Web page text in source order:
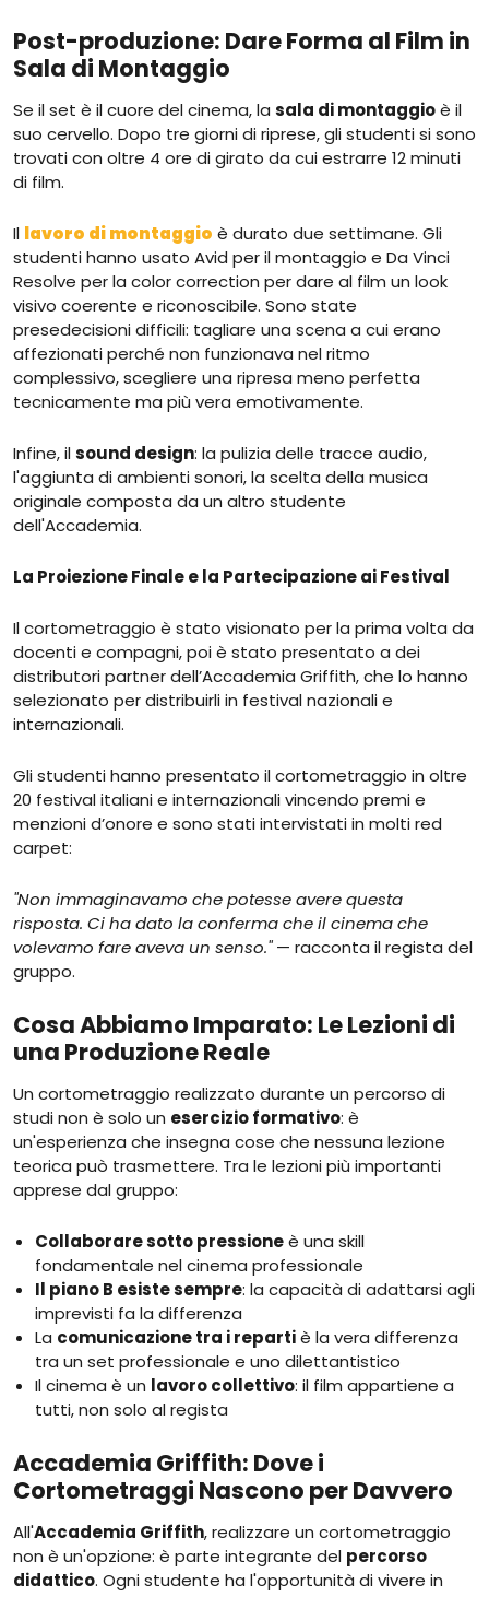
Post-produzione: Dare Forma al Film in
Sala di Montaggio
Se il set è il cuore del cinema, la sala di montaggioè il
suo cervello. Dopo tre giorni di riprese, gli studenti si sono
trovati con oltre 4 ore di girato da cui estrarre 12 minuti
di film.
Il lavoro di montaggio è durato due settimane. Gli
studenti hanno usato Avid per il montaggio e Da Vinci
Resolve per la color correction per dare al film un look
visivo coerente e riconoscibile. Sono state
presedecisioni difficili: tagliare una scena a cui erano
affezionati perché non funzionava nel ritmo
complessivo, scegliere una ripresa meno perfetta
tecnicamente ma più vera emotivamente.
Infine, ilsound design: la pulizia delle tracce audio,
l'aggiunta di ambienti sonori, la scelta della musica
originale composta da un altro studente
dell'Accademia.
La Proiezione Finale e la Partecipazione ai Festival
Il cortometraggio è stato visionato per la prima volta da
docenti e compagni, poi è stato presentato a dei
distributori partner dell’Accademia Griffith, che lo hanno
selezionato per distribuirli in festival nazionali e
internazionali.
Gli studenti hanno presentato il cortometraggio in oltre
20 festival italiani e internazionali vincendo premi e
menzioni d’onore e sono stati intervistati in molti red
carpet:
"Non immaginavamo che potesse avere questa
risposta. Ci ha dato la conferma che il cinema che
volevamo fare aveva un senso."— racconta il regista del
gruppo.
Cosa Abbiamo Imparato: Le Lezioni di
una Produzione Reale
Un cortometraggio realizzato durante un percorso di
studi non è solo un esercizio formativo: è
un'esperienza che insegna cose che nessuna lezione
teorica può trasmettere. Tra le lezioni più importanti
apprese dal gruppo:
Collaborare sotto pressioneè una skill
fondamentale nel cinema professionale
Il piano B esiste sempre: la capacità di adattarsi agli
imprevisti fa la differenza
La comunicazione tra i repartiè la vera differenza
tra un set professionale e uno dilettantistico
Il cinema è un lavoro collettivo: il film appartiene a
tutti, non solo al regista
Accademia Griffith: Dove i
Cortometraggi Nascono per Davvero
All'Accademia Griffith, realizzare un cortometraggio
non è un'opzione: è parte integrante del percorso
didattico. Ogni studente ha l'opportunità di vivere in